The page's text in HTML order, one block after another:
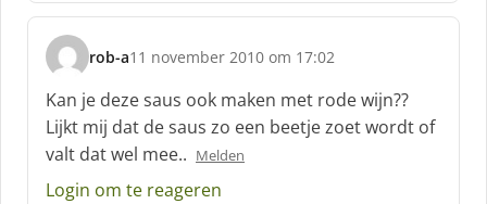
f
rob-a
s
c
h
r
e
e
11 november 2010 om 17:02
Kan je deze saus ook maken met rode wijn??
Lijkt mij dat de saus zo een beetje zoet wordt of
valt dat wel mee.. Melden
Login om te reageren